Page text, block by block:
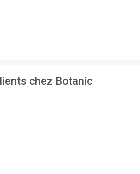
chez Botanic